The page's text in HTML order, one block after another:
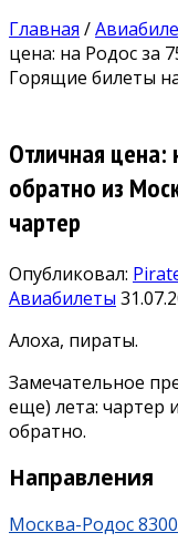
Главная /
цена: на Родос за
Горящие билеты
Отличная цена:
обратно из
чартер
Опубликовал:
Авиабилеты
Алоха, пираты.
Замечательное
еще) лета: чартер
обратно.
Направления
Москва-Родос